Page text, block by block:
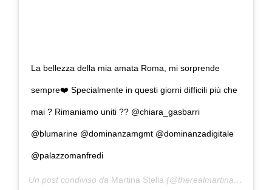
La bellezza della mia amata Roma, mi sorprende
sempre❤️ Specialmente in questi giorni difficili più che
mai ? Rimaniamo uniti ?? @chiara_gasbarri
@blumarine @dominanzamgmt @dominanzadigitale
@palazzomanfredi
Un post condiviso da Martina Stella (@therealmartinastella) in data: